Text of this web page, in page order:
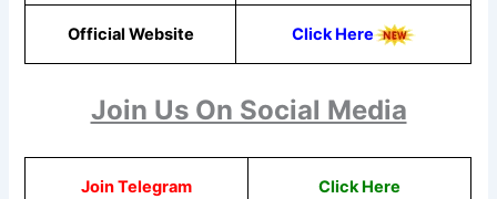
Official Website Click Here
Join Us On Social Media
Join Telegram Click Here